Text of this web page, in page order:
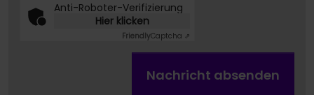
Anti-Roboter-Verifizierung
Hier klicken
FriendlyCaptcha ⇗
Nachricht absenden